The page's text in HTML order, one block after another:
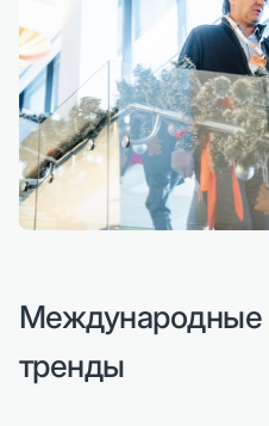
Международные
тренды